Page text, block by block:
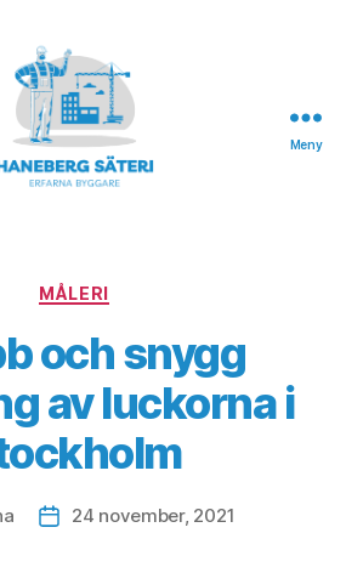
Meny
Kategorier
MÅLERI
och snygg
av luckorna i
Inläggsdatum
24 november, 2021